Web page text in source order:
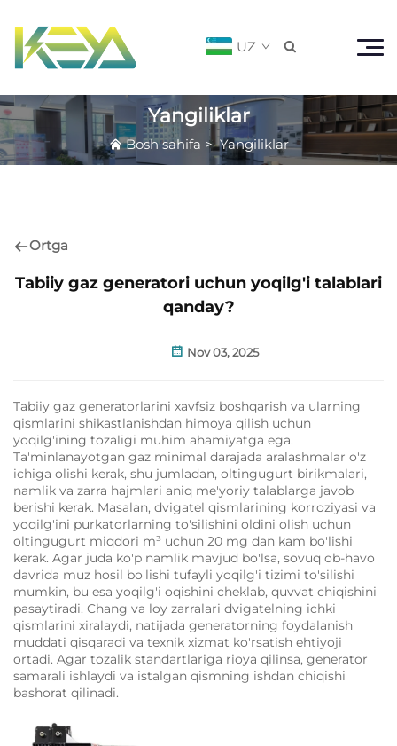
UZ 
Yangiliklar
Bosh sahifa >Yangiliklar
Ortga
Tabiiy gaz generatori uchun yoqilg'i talablari
qanday?
Nov 03, 2025
Tabiiy gaz generatorlarini xavfsiz boshqarish va ularning
qismlarini shikastlanishdan himoya qilish uchun
yoqilg'ining tozaligi muhim ahamiyatga ega.
Ta'minlanayotgan gaz minimal darajada aralashmalar o'z
ichiga olishi kerak, shu jumladan, oltingugurt birikmalari,
namlik va zarra hajmlari aniq me'yoriy talablarga javob
berishi kerak. Masalan, dvigatel qismlarining korroziyasi va
yoqilg'ini purkatorlarning to'silishini oldini olish uchun
oltingugurt miqdori m³ uchun 20 mg dan kam bo'lishi
kerak. Agar juda ko'p namlik mavjud bo'lsa, sovuq ob-havo
davrida muz hosil bo'lishi tufayli yoqilg'i tizimi to'silishi
mumkin, bu esa yoqilg'i oqishini cheklab, quvvat chiqishini
pasaytiradi. Chang va loy zarralari dvigatelning ichki
qismlarini xiralaydi, natijada generatorning foydalanish
muddati qisqaradi va texnik xizmat ko'rsatish ehtiyoji
ortadi. Agar tozalik standartlariga rioya qilinsa, generator
samarali ishlaydi va istalgan qismning ishdan chiqishi
bashorat qilinadi.